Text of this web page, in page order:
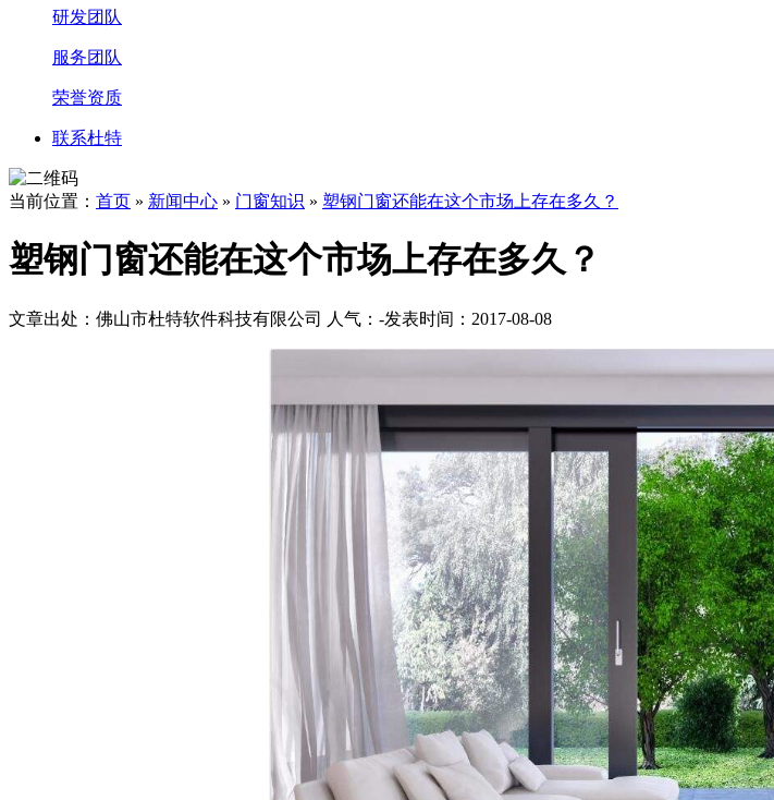
研发团队
服务团队
荣誉资质
联系杜特
当前位置： 首页 » 新闻中心 » 门窗知识 » 塑钢门窗还能在这个市场上存在多久？
塑钢门窗还能在这个市场上存在多久？
文章出处：佛山市杜特软件科技有限公司 人气： -发表时间：2017-08-08